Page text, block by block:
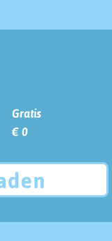
Gratis
€ 0